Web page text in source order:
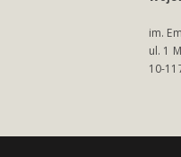
im.
ul. 1
10-